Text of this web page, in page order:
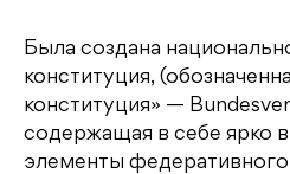
Была создана
конституция,
конституция» —
содержащая в себе ярко
элементы федеративного